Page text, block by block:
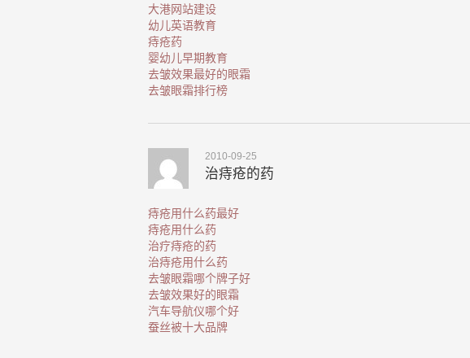
大港网站建设
幼儿英语教育
痔疮药
婴幼儿早期教育
去皱效果最好的眼霜
去皱眼霜排行榜
2010-09-25
治痔疮的药
痔疮用什么药最好
痔疮用什么药
治疗痔疮的药
治痔疮用什么药
去皱眼霜哪个牌子好
去皱效果好的眼霜
汽车导航仪哪个好
蚕丝被十大品牌